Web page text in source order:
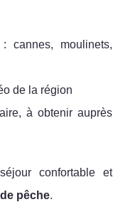
cannes, moulinets,
de la région
à obtenir auprès
confortable et
pêche.